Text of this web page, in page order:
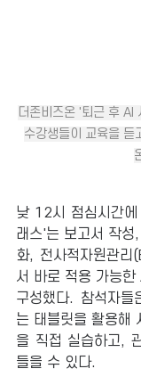
더존비즈온 '퇴근 후 AI
수강생들이 교육을 듣
낮 12시 점심시간
래스'는 보고서 작성
화, 전사적자원관리
서 바로 적용 가능한
구성했다. 참석자들
는 태블릿을 활용해
을 직접 실습하고,
들을 수 있다.